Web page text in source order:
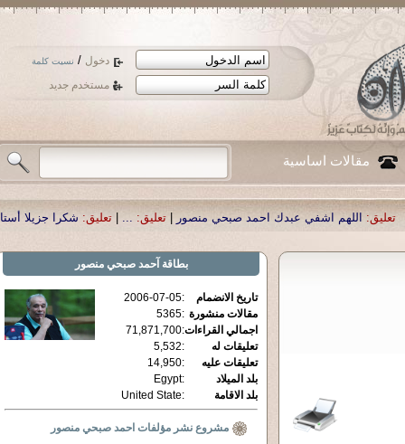
دخول / نسيت كلمة
مستخدم جديد
مقالات اساسية
اشفي عبدك احمد صبحي منصور| تعليق: ...
|تعليق: شكرا جزيلا أستاذ حمد الحمد
بطاقة آحمد صبحي منصور
تاريخ الانضمام :
2006-07-05
مقالات منشورة :
5365
اجمالي القراءات:
71,871,700
تعليقات له
:
5,532
تعليقات عليه
:
14,950
بلد الميلاد
:
Egypt
بلد الاقامة
:
United State
مشروع نشر مؤلفات احمد صبحي منصور